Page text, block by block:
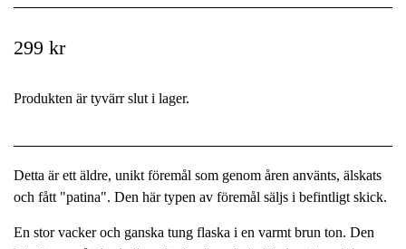
299 kr
Produkten är tyvärr slut i lager.
Detta är ett äldre, unikt föremål som genom åren använts, älskats
och fått "patina". Den här typen av föremål säljs i befintligt skick.
En stor vacker och ganska tung flaska i en varmt brun ton. Den